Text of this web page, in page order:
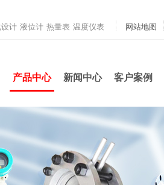
计 液位计 热量表 温度仪表 网站地图
产品中心 新闻中心 客户案例